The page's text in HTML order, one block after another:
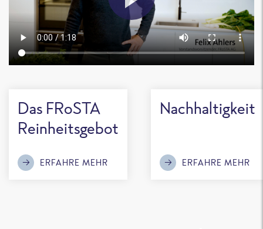
Das FRoSTA
Reinheitsgebot
ERFAHRE MEHR
Nachhaltigkeit
ERFAHRE MEHR